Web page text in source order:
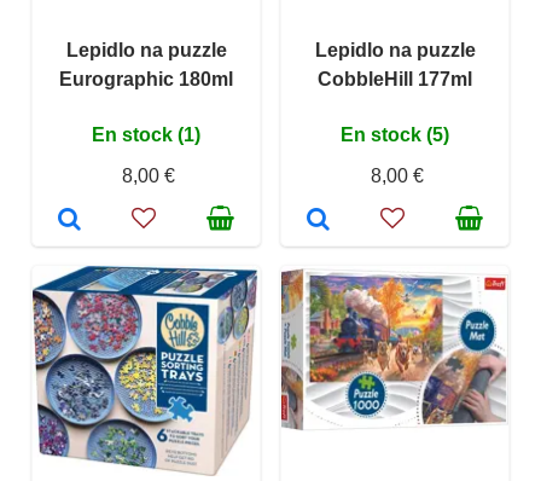
Lepidlo na puzzle
Eurographic 180ml
En stock (1)
8,00 €
Lepidlo na puzzle
CobbleHill 177ml
En stock (5)
8,00 €